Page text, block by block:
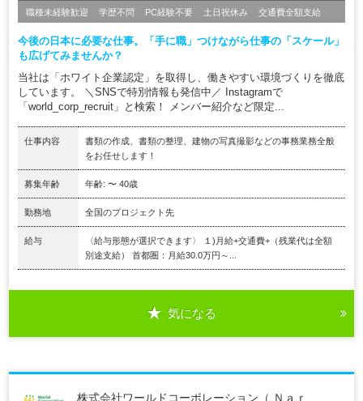
職種未経験歓迎 学歴不問 PC経験不要 土日祝休み 交通費全額支給
今後の日本に必要な仕事。「手に職」つけながら仕事の「スケール」
も広げてみませんか？
当社は「ホワイト企業認定」を取得し、働きやすい環境づくりを徹底
しています。 ＼SNSで特別情報も発信中／ Instagramで
「world_corp_recruit」と検索！ メンバー紹介など限定...
仕事内容
書類の作成、書類の整理、建物の写真撮影などの事務業務全般
をお任せします！
募集年齢 年齢: 〜 40歳
勤務地 全国のプロジェクト先
給与
〈給与形態が選択できます〉 １)月給+交通費+（残業代は全額
別途支給） 首都圏：月給30.0万円～...
気になる
株式会社ワールドコーポレーション（ Ｎａｒ